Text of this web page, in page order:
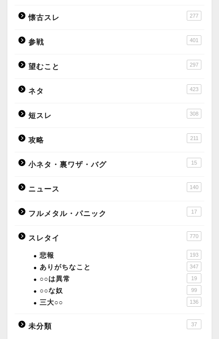
懐古スレ 277
参戦 401
望むこと 297
ネタ 423
短スレ 308
攻略 211
小ネタ・裏ワザ・バグ 15
ニュース 140
フルメタル・パニック 17
スレタイ 770
悲報 193
ありがちなこと 347
○○は異常 19
○○な奴 99
三大○○ 136
未分類 37